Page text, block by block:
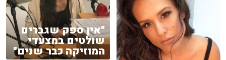
"אין ספק שגברים
שולטים במצעדי
המוזיקה כבר שנים"